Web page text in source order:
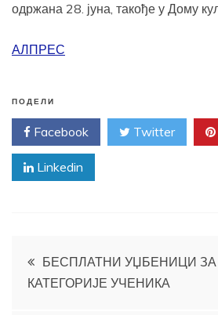
одржана 28. јуна, такође у Дому
АЛПРЕС
ПОДЕЛИ
Facebook Twitter
Linkedin
Кретање
чланка
БЕСПЛАТНИ УЏБЕНИЦИ
КАТЕГОРИЈЕ УЧЕНИКА